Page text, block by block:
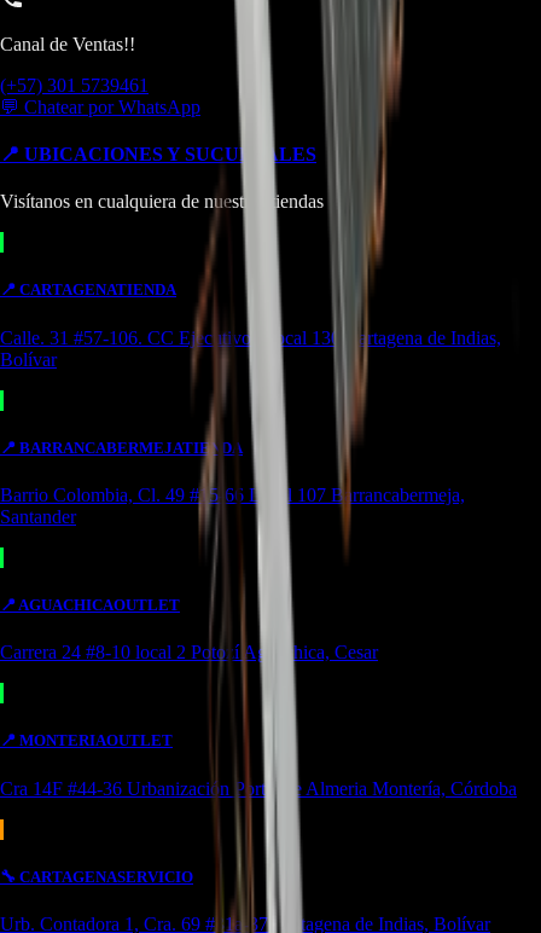
Canal de Ventas!!
(+57) 301 5739461
💬 Chatear por WhatsApp
📍 UBICACIONES Y SUCURSALES
Visítanos en cualquiera de nuestras tiendas
📍 CARTAGENATIENDA
Calle. 31 #57-106. CC Ejecutivos Local 130 Cartagena de Indias,
Bolívar
📍 BARRANCABERMEJATIENDA
Barrio Colombia, Cl. 49 #15-66 Local 107 Barrancabermeja,
Santander
📍AGUACHICAOUTLET
Carrera 24 #8-10 local 2 Potozí Aguachica, Cesar
📍 MONTERIAOUTLET
Cra 14F #44-36 Urbanización Portal de Almeria Montería, Córdoba
🔧 CARTAGENASERVICIO
Urb. Contadora 1, Cra. 69 #31a-37 Cartagena de Indias, Bolívar